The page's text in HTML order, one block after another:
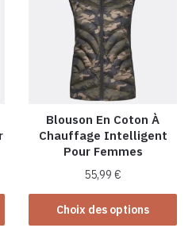
Blouson En Coton À
Chauffage Intelligent
Pour Femmes
55,99€
Choix des options
Ce
produit